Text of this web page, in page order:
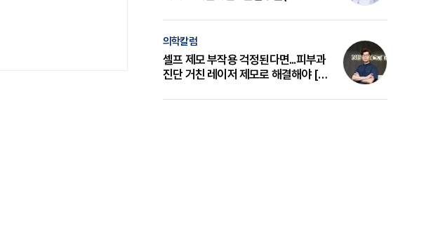
의학칼럼
셀프 제모 부작용 걱정된다면...피부과
진단 거친 레이저 제모로 해결해야 [변